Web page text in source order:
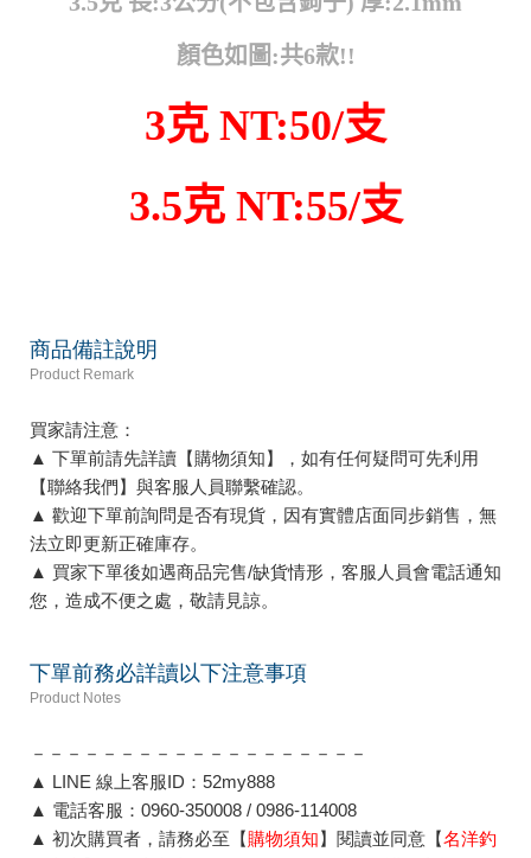
顏色如圖:共6款!!
3克 NT:50/支
3.5克 NT:55/支
商品備註說明
Product Remark
買家請注意：
▲ 下單前請先詳讀【購物須知】，如有任何疑問可先利用
【聯絡我們】與客服人員聯繫確認。
▲ 歡迎下單前詢問是否有現貨，因有實體店面同步銷售，無
法立即更新正確庫存。
▲ 買家下單後如遇商品完售/缺貨情形，客服人員會電話通知
您，造成不便之處，敬請見諒。
下單前務必詳讀以下注意事項
Product Notes
－－－－－－－－－－－－－－－－－－－
▲ LINE 線上客服ID：52my888
▲ 電話客服：0960-350008 / 0986-114008
▲ 初次購買者，請務必至【購物須知】閱讀並同意【名洋釣